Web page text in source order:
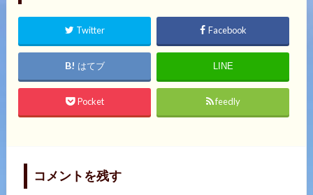
Twitter Facebook
はてブ LINE
Pocket feedly
コメントを残す